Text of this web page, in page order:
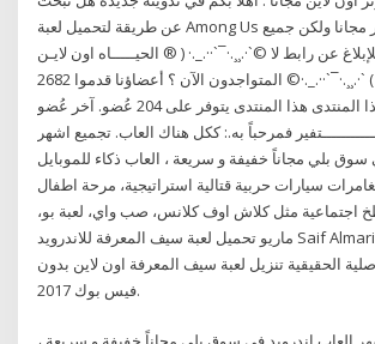
عن طريقة لتحميل لعبة Among Us الاصليه للكمبيوتر مجانا ولكن جميع
عن رابط لا ©`·.¸¸.·¯`··._.· ( ® الحيـــــاه اون لايـن
عالـم بلا حـدود ® ) `·.¸¸.·¯`··._.·© المتواجدون الآن ؟ أعضاؤنا قدموا 2682
مساهمة في هذا المنتدى هذا المنتدى يتوفر على 204 عُضو. آخر عُضو
فمرحباً به.: ككل هناك العاب. تجميع اشهر
سوق بلي مجاناً خفيفة و سريعة ، العاب ذكاء للموبايل
سيارات حربية قتالية استراتيجية، مرحة اطفال
اجتماعية مثل كلاش اوف كلانس، صب واي، لعبة بو،
ماريو تحميل لعبة سيف المعرفة للاندرويد Saif Almarifa مجانا عربي
الحقيقية تنزيل لعبة سيف المعرفة اون لاين بدون
فيس بوك 2017.